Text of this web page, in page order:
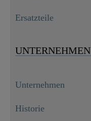
Ersatzteile
UNTERNEHMEN
Unternehmen
Historie